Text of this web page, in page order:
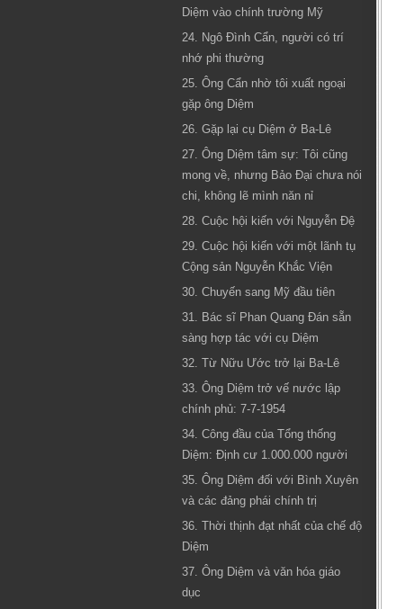
Diệm vào chính trường Mỹ
24. Ngô Đình Cẩn, người có trí
nhớ phi thường
25. Ông Cẩn nhờ tôi xuất ngoại
gặp ông Diệm
26. Gặp lại cụ Diệm ở Ba-Lê
27. Ông Diệm tâm sự: Tôi cũng
mong về, nhưng Bảo Đại chưa nói
chi, không lẽ mình năn nỉ
28. Cuộc hội kiến với Nguyễn Đệ
29. Cuộc hội kiến với một lãnh tụ
Cộng sản Nguyễn Khắc Viện
30. Chuyến sang Mỹ đầu tiên
31. Bác sĩ Phan Quang Đán sẵn
sàng hợp tác với cụ Diệm
32. Từ Nữu Ước trở lại Ba-Lê
33. Ông Diệm trở vế nước lập
chính phủ: 7-7-1954
34. Công đầu của Tổng thống
Diệm: Định cư 1.000.000 người
35. Ông Diệm đối với Bình Xuyên
và các đảng phái chính trị
36. Thời thịnh đạt nhất của chế độ
Diệm
37. Ông Diệm và văn hóa giáo
dục